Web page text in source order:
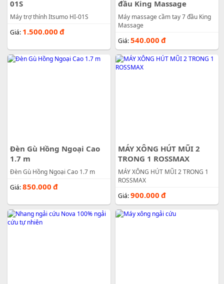
01S
Máy trợ thính Itsumo HI-01S
Giá: 1.500.000 đ
đầu King Massage
Máy massage cầm tay 7 đầu King
Massage
Giá:540.000 đ
Đèn Gù Hồng Ngoại Cao
1.7 m
Đèn Gù Hồng Ngoại Cao 1.7 m
Giá:850.000 đ
MÁY XÔNG HÚT MŨI 2
TRONG 1 ROSSMAX
MÁY XÔNG HÚT MŨI 2 TRONG 1
ROSSMAX
Giá:900.000 đ